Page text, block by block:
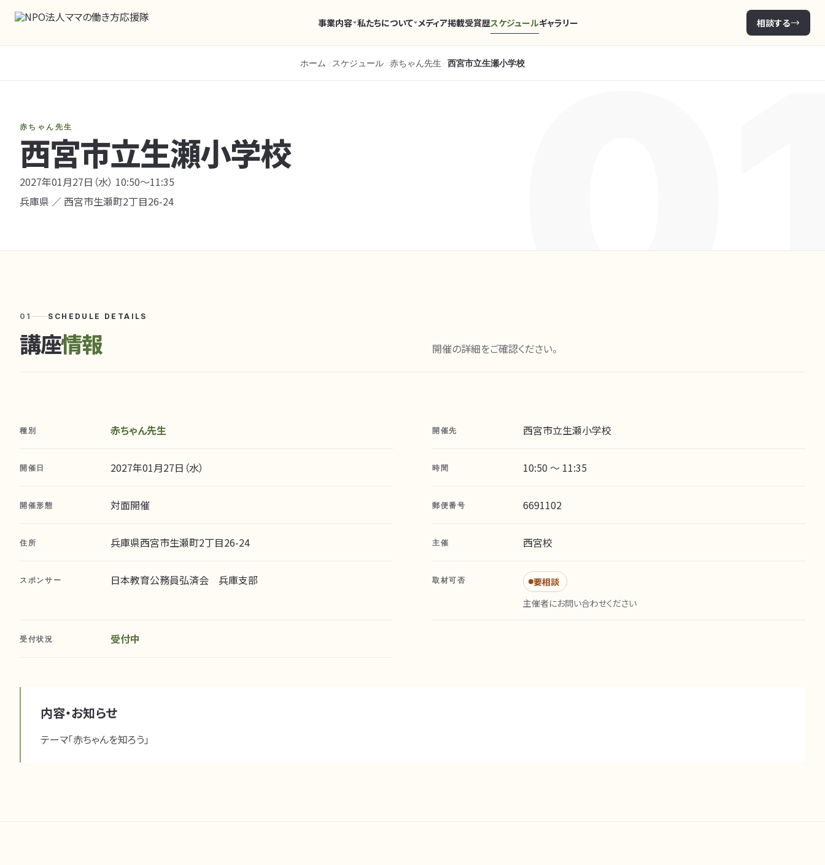
事業内容 私たちについて メディア掲載受賞歴スケジュールギャラリー 相談する
ホーム スケジュール 赤ちゃん先生 西宮市立生瀬小学校
赤ちゃん先生
西宮市立生瀬小学校
2027年01月27日（水） 10:50〜11:35
兵庫県 ／ 西宮市生瀬町2丁目26-24
01 SCHEDULE DETAILS
講座情報 開催の詳細をご確認ください。
種別 赤ちゃん先生 開催先 西宮市立生瀬小学校
開催日 2027年01月27日（水） 時間 10:50 〜 11:35
開催形態 対面開催 郵便番号 6691102
住所 兵庫県西宮市生瀬町2丁目26-24 主催 西宮校
スポンサー 日本教育公務員弘済会 兵庫支部 取材可否
要相談
主催者にお問い合わせください
受付状況 受付中
内容・お知らせ
テーマ「赤ちゃんを知ろう」